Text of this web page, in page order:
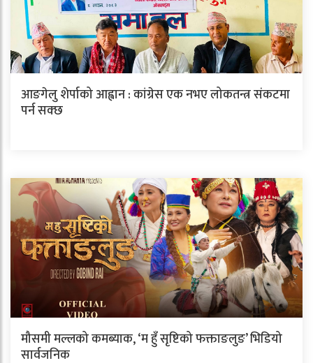
आङगेलु शेर्पाको आह्वान : कांग्रेस एक नभए लोकतन्त्र संकटमा
पर्न सक्छ
मौसमी मल्लको कमब्याक, ‘म हुँ सृष्टिको फक्ताङलुङ’ भिडियो
सार्वजनिक